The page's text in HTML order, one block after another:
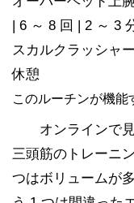
| 6 ～ 8 回 | 2 ～ 3
スカルクラッシャ
休憩
このルーチンが機能
オンラインで
三頭筋のトレーニ
つはボリュームが